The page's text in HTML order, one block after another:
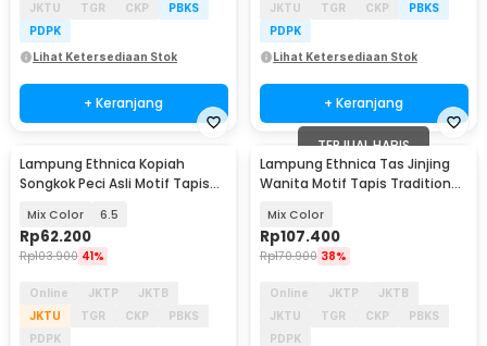
JKTU
TGR CKP
PBKS
PDPK
Lihat Ketersediaan Stok
+ Keranjang
JKTU
TGR CKP
PBKS
PDPK
Lihat Ketersediaan Stok
+ Keranjang
Lampung Ethnica Kopiah
Songkok Peci Asli Motif Tapis
Mix Color 6.5
Rp62.200
Rp103.900 41%
Online JKTP
JKTB
JKTU
TGR CKP
PBKS
PDPK
TERJUAL HABIS
Lampung Ethnica Tas Jinjing
Wanita Motif Tapis Traditional
Mix Color
Rp107.400
Rp170.900 38%
Online JKTP
JKTB
JKTU
TGR CKP
PBKS
PDPK